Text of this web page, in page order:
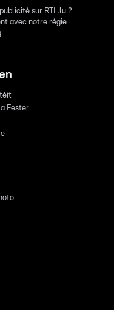
sur RTL.lu ?
avec notre régie
Fester